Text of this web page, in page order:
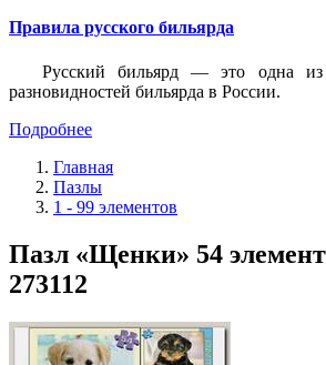
Правила русского бильярда
Русский бильярд — это одна
разновидностей бильярда в России.
Подробнее
Главная
Пазлы
1 - 99 элементов
Пазл «Щенки» 54
273112